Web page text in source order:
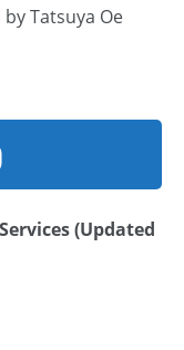
Tatsuya Oe
(Updated